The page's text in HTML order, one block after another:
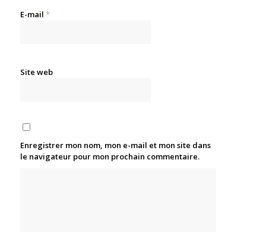
E-mail *
Site web
Enregistrer mon nom, mon e-mail et mon site dans
le navigateur pour mon prochain commentaire.